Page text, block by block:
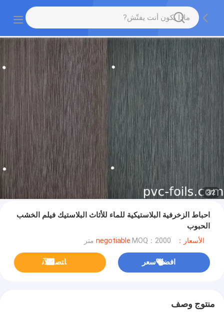
2
/
3
احباط الزخرفية البلاستيكية للماء للأثاث البلاستيك فيلم الخشب
الحبوب
الأسعار：negotiable MOQ：2000 متر
افضل سعر ﺎﺘﺼﻟ ﺍﻶﻧ
منتوج وصف